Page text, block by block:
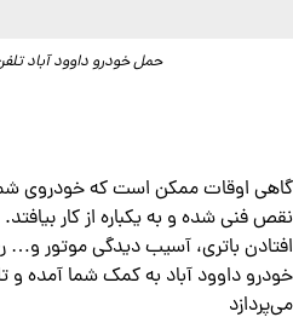
حمل خودرو داوود آباد تلفن
گاهی اوقات ممکن است که خودروی
نقص فنی شده و به یکباره از کار
افتادن باتری، آسیب دیدگی موتور و…
خودرو داوود آباد به کمک شما آمده و
می‌پردازد